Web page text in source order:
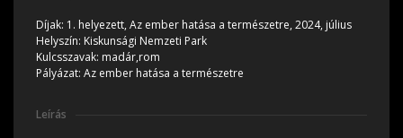
Díjak: 1. helyezett, Az ember hatása a természetre, 2024, július
Helyszín: Kiskunsági Nemzeti Park
Kulcsszavak: madár,rom
Pályázat: Az ember hatása a természetre
Leírás